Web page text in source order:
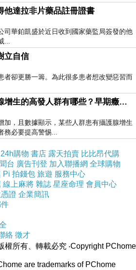
他達拉非片藥品註冊證書
司華鉑凱盛於近日收到國家藥監局簽發的他
立自信
者卻更勝一籌。為此很多患者想改變惡習而
湖南逸創醫療：攝護腺增生的高發人群有哪些？早期癥狀有哪些？
加，且數據顯示，某些人群患有攝護腺增生
必要提高警惕...
24h購物 書店 露天拍賣 比比昂代購
台 廣告刊登 加入聯播網 全球購物
Pi 拍錢包 旅遊 服務中心
線上麻將 雜誌 星座命理 會員中心
證 企業簡訊
絡 徵才
權所有、轉載必究 ‧Copyright PChome
are trademarks of PChome